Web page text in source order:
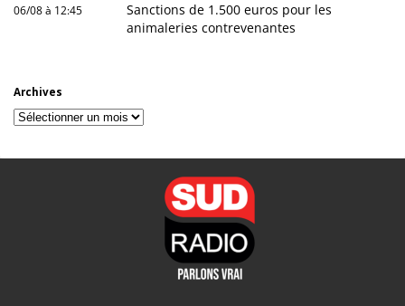
06/08 à 12:45
Sanctions de 1.500 euros pour les
animaleries contrevenantes
Archives
Archives